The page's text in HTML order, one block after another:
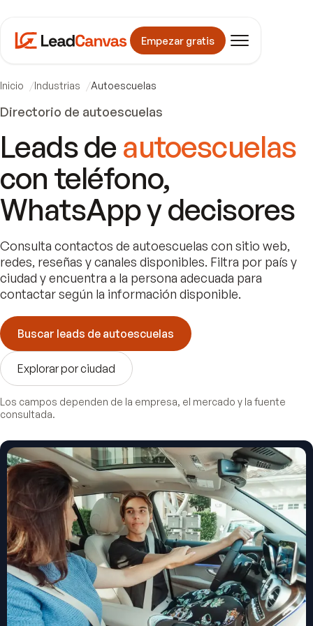
Empezar gratis
Inicio Industrias Autoescuelas
Directorio de autoescuelas
Leads deautoescuelas
con teléfono,
WhatsApp y decisores
Consulta contactos de autoescuelas con sitio web,
redes, reseñas y canales disponibles. Filtra por país y
ciudad y encuentra a la persona adecuada para
contactar según la información disponible.
Buscar leads de autoescuelas
Explorar por ciudad
Los campos dependen de la empresa, el mercado y la fuente
consultada.